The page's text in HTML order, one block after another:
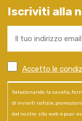
Iscriviti alla
Accetto le
Selezionando la casella,
di inviarti notizie,
del nostro sito web e puoi